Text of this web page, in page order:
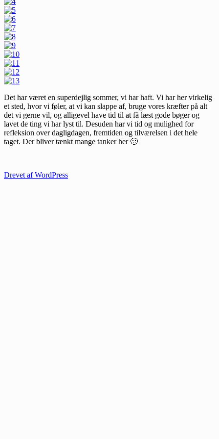
Det har været en superdejlig sommer, vi har haft. Vi har her virkelig
et sted, hvor vi føler, at vi kan slappe af, bruge vores kræfter på alt
det vi gerne vil, og alligevel have tid til at få læst gode bøger og
lavet de ting vi har lyst til. Desuden har vi tid og mulighed for
refleksion over dagligdagen, fremtiden og tilværelsen i det hele
taget. Der bliver tænkt mange tanker her 🙂
Drevet af WordPress